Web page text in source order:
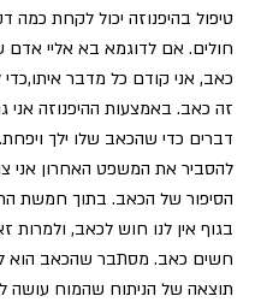
טיפול בהיפנוזה יכול לקחת כמה
חולים. אם לדוגמא בא אליי אדם
כאב, אני קודם כל מדבר
זה כאב. באמצעות ההיפנוזה אני
דברים כדי שהכאב שלו ילך
להסביר את המשפט האחרון אני
הסיפור של הכאב. בתוך חמשת
בגוף אין לנו חוש לכאב, ולמרות
חשים כאב. מסתבר שהכאב הוא
תוצאה של הניתוח שהמוח עושה